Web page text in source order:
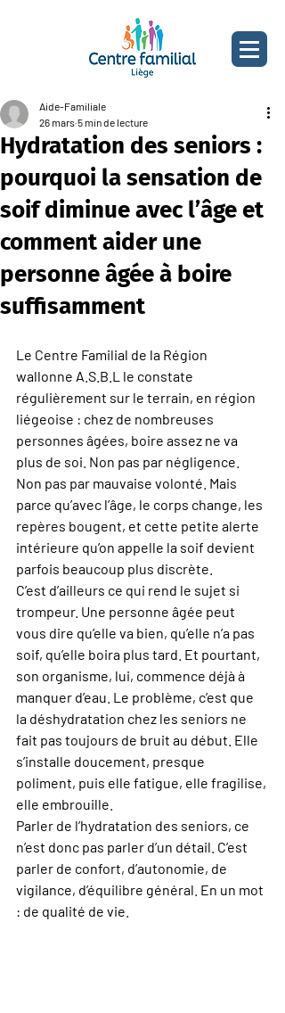
Hydratation des seniors :
pourquoi la sensation de
soif diminue avec l’âge et
comment aider une
personne âgée à boire
suffisamment
Aide-Familiale
26 mars 5 min de lecture
Le Centre Familial de la Région
wallonne A.S.B.L le constate
régulièrement sur le terrain, en région
liégeoise : chez de nombreuses
personnes âgées, boire assez ne va
plus de soi. Non pas par négligence.
Non pas par mauvaise volonté. Mais
parce qu’avec l’âge, le corps change, les
repères bougent, et cette petite alerte
intérieure qu’on appelle la soif devient
parfois beaucoup plus discrète.
C’est d’ailleurs ce qui rend le sujet si
trompeur. Une personne âgée peut
vous dire qu’elle va bien, qu’elle n’a pas
soif, qu’elle boira plus tard. Et pourtant,
son organisme, lui, commence déjà à
manquer d’eau. Le problème, c’est que
la déshydratation chez les seniors ne
fait pas toujours de bruit au début. Elle
s’installe doucement, presque
poliment, puis elle fatigue, elle fragilise,
elle embrouille.
Parler de l’hydratation des seniors, ce
n’est donc pas parler d’un détail. C’est
parler de confort, d’autonomie, de
vigilance, d’équilibre général. En un mot
: de qualité de vie.